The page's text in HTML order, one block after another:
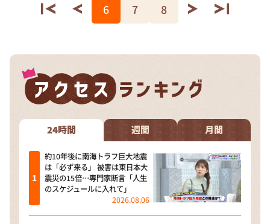
6 7 8
24時間 週間 月間
約10年後に南海トラフ巨大地震
は「必ず来る」 被害は東日本大
震災の15倍…専門家断言「人生
のスケジュールに入れて」
2026.08.06